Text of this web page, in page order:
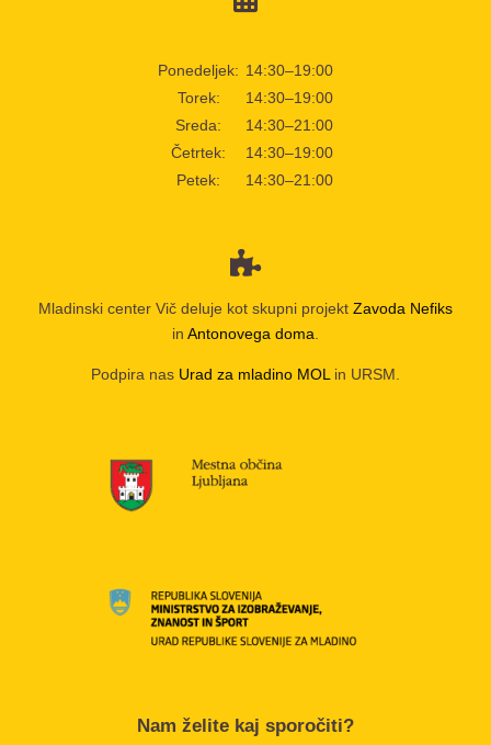
Ponedeljek: 14:30–19:00
Torek:
14:30–19:00
Sreda:
14:30–21:00
Četrtek:
14:30–19:00
Petek:
14:30–21:00
Mladinski center Vič deluje kot skupni projekt Zavoda Nefiks
in Antonovega doma
Podpira nas Urad za mladino MOL in URSM.
Nam želite kaj sporočiti?